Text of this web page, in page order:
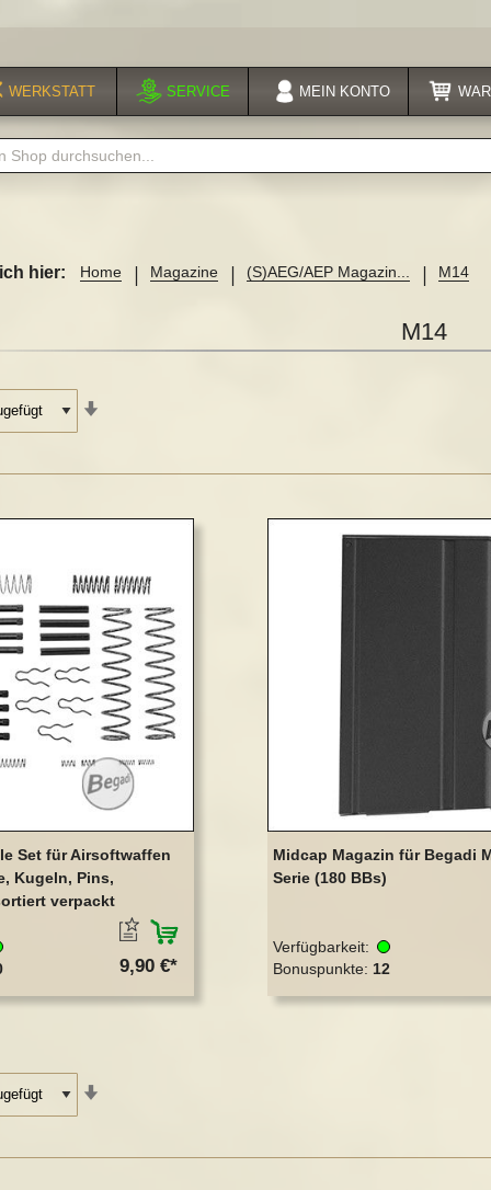
WERKSTATT SERVICE MEIN KONTO
hier: Home Magazine (S)AEG/AEP Magazin... M14
M14
Set für Airsoftwaffen
Kugeln, Pins,
verpackt
ZUM MERKZETTEL HINZUFÜGEN
9,90 €
Midcap Magazin für Begadi
Serie (180 BBs)
Verfügbarkeit:
Bonuspunkte: 12